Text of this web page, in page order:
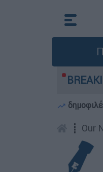
τον θάνατο
┋ Our